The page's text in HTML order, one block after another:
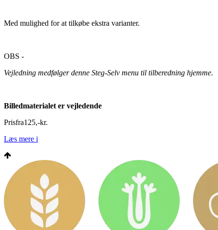
Med mulighed for at tilkøbe ekstra varianter.
OBS -
Vejledning medfølger denne Steg-Selv menu til tilberedning hjemme.
Billedmaterialet er vejledende
Prisfra125,-kr.
Læs mere i